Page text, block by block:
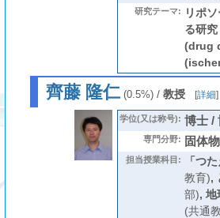
研究テーマ:
リポ
る研
(drug
齊藤 隆仁(0.5%)/ 教授 [詳細]
学位(又は称号): 博士 /
専門分野: 固体
担当授業科目:
「つ
教育),
部), 地
(共通